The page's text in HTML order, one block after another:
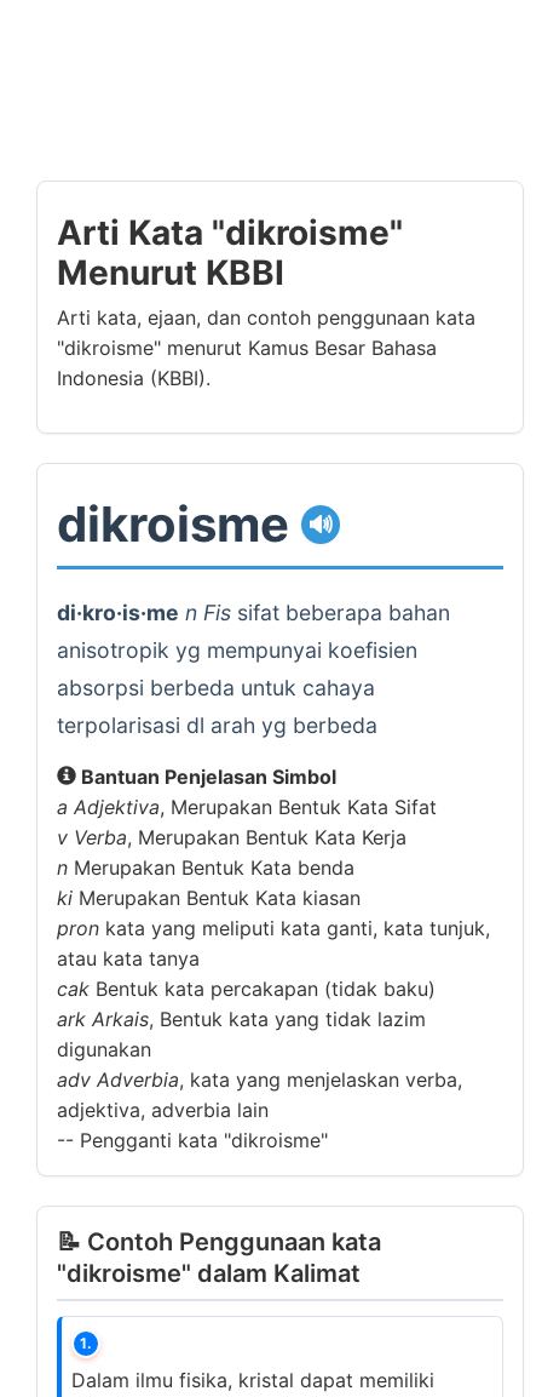
Arti Kata "dikroisme"
Menurut KBBI
Arti kata, ejaan, dan contoh penggunaan kata
"dikroisme" menurut Kamus Besar Bahasa
Indonesia (KBBI).
dikroisme 🔊
di·kro·is·me n Fis sifat beberapa bahan
anisotropik yg mempunyai koefisien
absorpsi berbeda untuk cahaya
terpolarisasi dl arah yg berbeda
Bantuan Penjelasan Simbol
a Adjektiva, Merupakan Bentuk Kata Sifat
v Verba, Merupakan Bentuk Kata Kerja
n Merupakan Bentuk Kata benda
ki Merupakan Bentuk Kata kiasan
pron kata yang meliputi kata ganti, kata tunjuk,
atau kata tanya
cak Bentuk kata percakapan (tidak baku)
ark Arkais, Bentuk kata yang tidak lazim
digunakan
adv Adverbia, kata yang menjelaskan verba,
adjektiva, adverbia lain
-- Pengganti kata "dikroisme"
📝 Contoh Penggunaan kata
"dikroisme" dalam Kalimat
1.
Dalam ilmu fisika, kristal dapat memiliki